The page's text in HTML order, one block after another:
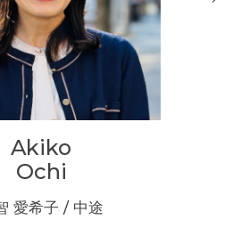
Akiko
Ochi
愛希子 / 中途